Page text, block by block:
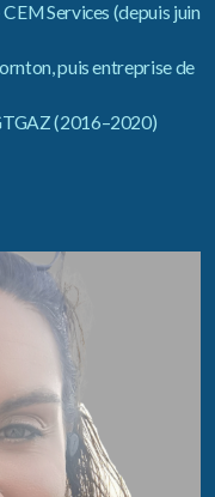
Services (depuis juin
puis entreprise de
(2016–2020)